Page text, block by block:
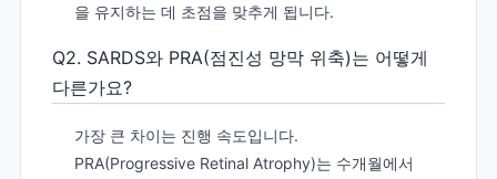
을 유지하는 데 초점을 맞추게 됩니다.
Q2. SARDS와 PRA(점진성 망막 위축)는 어떻게
다른가요?
가장 큰 차이는 진행 속도입니다.
PRA(Progressive Retinal Atrophy)는 수개월에서